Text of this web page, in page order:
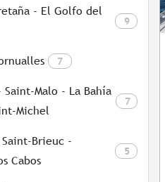
- El Golfo del
9
7
Saint-Malo - La Bahía
Michel
7
Brieuc -
Cabos
5